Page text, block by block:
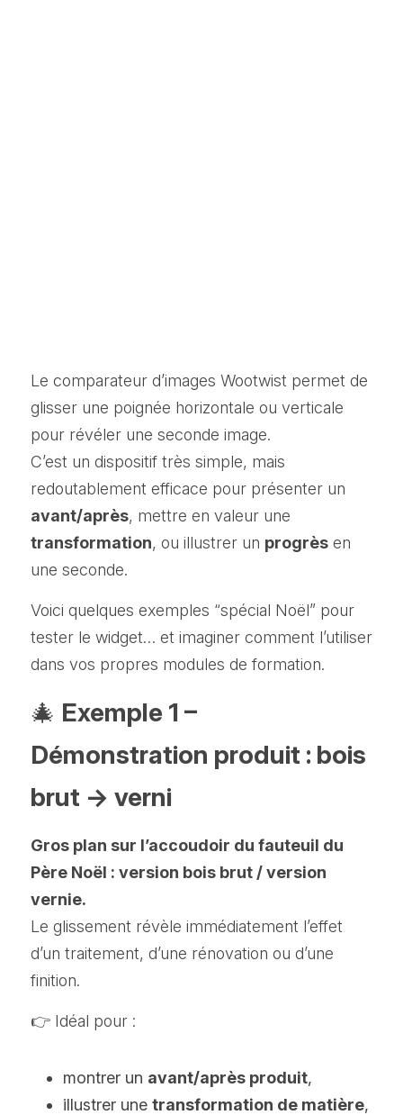
Le comparateur d’images Wootwist permet de
glisser une poignée horizontale ou verticale
pour révéler une seconde image.
C’est un dispositif très simple, mais
avant/après
transformation, ou illustrer un progrès en
une seconde.
Voici quelques exemples “spécial Noël” pour
tester le widget… et imaginer comment l’utiliser
dans vos propres modules de formation.
🎄 Exemple 1 –
Démonstration produit : bois
brut → verni
Gros plan sur l’accoudoir du fauteuil du
Père Noël : version bois brut / version
vernie.
Le glissement révèle immédiatement l’effet
d’un traitement, d’une rénovation ou d’une
finition.
👉 Idéal pour :
montrer un avant/après produit,
illustrer une transformation de matière,